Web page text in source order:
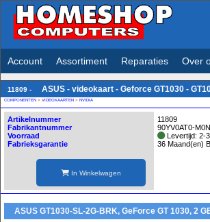
Account Assortiment Reparaties Over
11809 - ASUS - videokaart - Geforce GT1030 -
COMPONENTEN > VIDEOKAARTEN > NVIDIA
Artikelnummer
Fabrikantnummer
Voorraad
Fabrieksgarantie
In Winkelwagen
11809
90YV0AT0-
Levertijd: 2-
36 Maand(en)
ASUS GT1030-SL-2G-BRK, GeForce GT 1030, 2